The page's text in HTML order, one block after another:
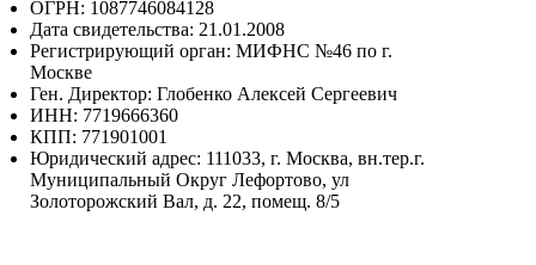
ОГРН: 1087746084128
Дата свидетельства: 21.01.2008
Регистрирующий орган: МИФНС №46 по г.
Москве
Ген. Директор: Глобенко Алексей Сергеевич
ИНН: 7719666360
КПП: 771901001
Юридический адрес: 111033, г. Москва, вн.тер.г.
Муниципальный Округ Лефортово, ул
Золоторожский Вал, д. 22, помещ. 8/5